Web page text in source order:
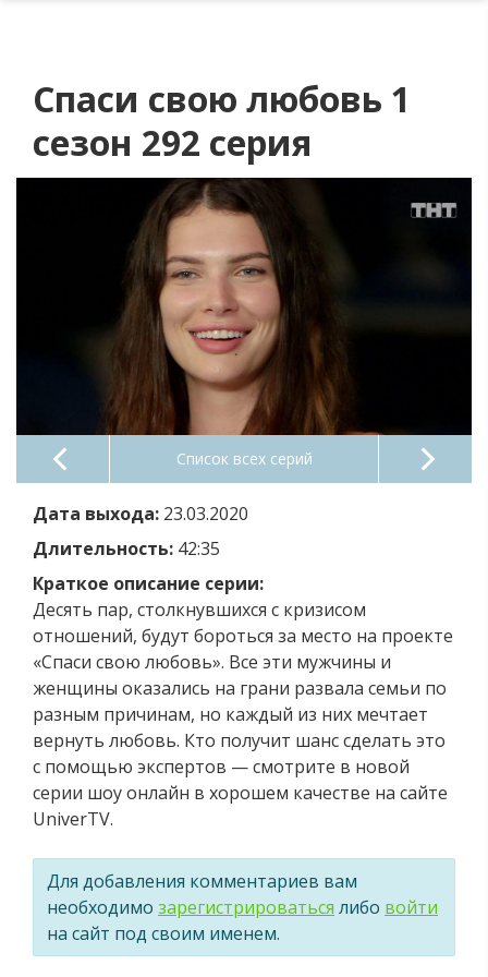
Спаси свою любовь 1
сезон 292 серия
Список всех серий
Дата выхода: 23.03.2020
Длительность: 42:35
Краткое описание серии:
Десять пар, столкнувшихся с кризисом
отношений, будут бороться за место на проекте
«Спаси свою любовь». Все эти мужчины и
женщины оказались на грани развала семьи по
разным причинам, но каждый из них мечтает
вернуть любовь. Кто получит шанс сделать это
с помощью экспертов — смотрите в новой
серии шоу онлайн в хорошем качестве на сайте
UniverTV.
Для добавления комментариев вам
необходимо зарегистрироваться либо войти
на сайт под своим именем.